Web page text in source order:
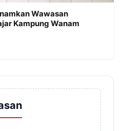
Wawasan
Kampung Wanam